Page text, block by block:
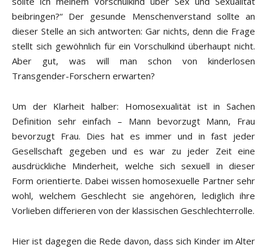
beibringen?“ Der gesunde Menschenverstand sollte an
dieser Stelle an sich antworten: Gar nichts, denn die Frage
stellt sich gewöhnlich für ein Vorschulkind überhaupt nicht.
Aber gut, was will man schon von kinderlosen
Transgender-Forschern erwarten?
Um der Klarheit halber: Homosexualität ist in Sachen
Definition sehr einfach – Mann bevorzugt Mann, Frau
bevorzugt Frau. Dies hat es immer und in fast jeder
Gesellschaft gegeben und es war zu jeder Zeit eine
ausdrückliche Minderheit, welche sich sexuell in dieser
Form orientierte. Dabei wissen homosexuelle Partner sehr
wohl, welchem Geschlecht sie angehören, lediglich ihre
Vorlieben differieren von der klassischen Geschlechterrolle.
Hier ist dagegen die Rede davon, dass sich Kinder im Alter